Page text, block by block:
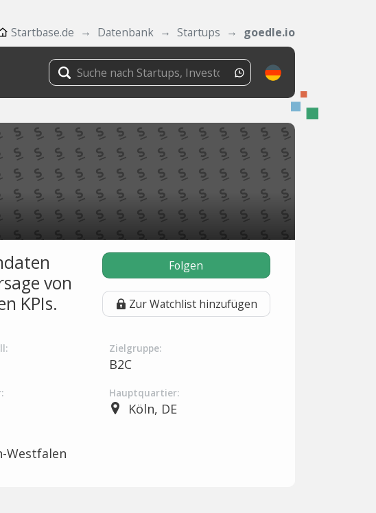
Startbase.de Datenbank Startups goedle.io
von
KPIs.
Folgen
Zur Watchlist hinzufügen
Zielgruppe:
B2C
Hauptquartier:
Köln, DE
Westfalen